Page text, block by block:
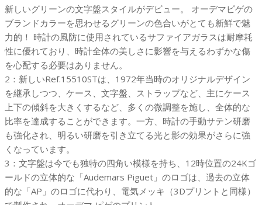
オ
ー
ク
「50
周
年
記
念」
15510
41mm
グ
リ
ー
ン
一
新しいグリーンの文字盤スタイルがデビュー。 オーデマピゲの
ブランドカラーを思わせるグリーンの色合いがとても新鮮で魅
力的！ 時計の風防に使用されているサファイアガラスは耐摩耗
性に優れており、時計全体の美しさに影響を与えるわずかな傷
を心配する必要はありません。
2：新しいRef.15510STは、1972年当時のオリジナルデザイン
を継承しつつ、ケース、文字盤、ストラップなど、主にケース
上下の傾斜を大きくするなど、多くの微調整を施し、全体的な
比率を達成することができます。一方、時計の手動サテン研磨
も強化され、明るい研磨を引き立てる光と影の効果がさらに強
くなっています。
3：文字盤は今でも独特の四角い模様を持ち、12時位置の24Kゴ
ールドの立体的な「Audemars Piguet」のロゴは、過去の立体
的な「AP」のロゴに代わり、電気メッキ（3Dプリントと同様）